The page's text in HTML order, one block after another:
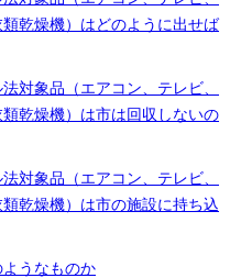
乾燥機）はどのように出せば
対象品（エアコン、テレビ、
乾燥機）は市は回収しないの
対象品（エアコン、テレビ、
乾燥機）は市の施設に持ち込
うなものか